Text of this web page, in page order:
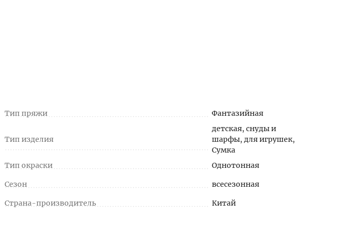
Тип пряжи Фантазийная
Тип изделия
детская, снуды и
шарфы, для игрушек,
Сумка
Тип окраски
Однотонная
Сезон всесезонная
Страна-производитель Китай